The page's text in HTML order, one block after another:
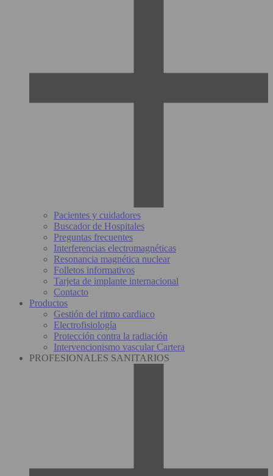
Pacientes y cuidadores
Buscador de Hospitales
Preguntas frecuentes
Interferencias electromagnéticas
Resonancia magnética nuclear
Folletos informativos
Tarjeta de implante internacional
Contacto
Productos
Gestión del ritmo cardiaco
Electrofisiología
Protección contra la radiación
Intervencionismo vascular Cartera
PROFESIONALES SANITARIOS